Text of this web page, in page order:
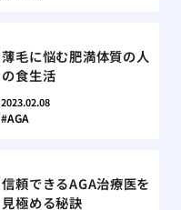
薄毛に悩む肥満体質の人
の食生活
2023.02.08
AGA
信頼できるAGA治療医を
見極める秘訣